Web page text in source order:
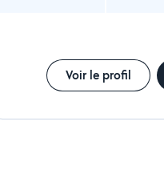
Voir le profil